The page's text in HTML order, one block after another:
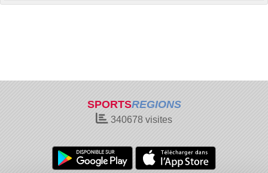
SPORTSREGIONS
340678 visites